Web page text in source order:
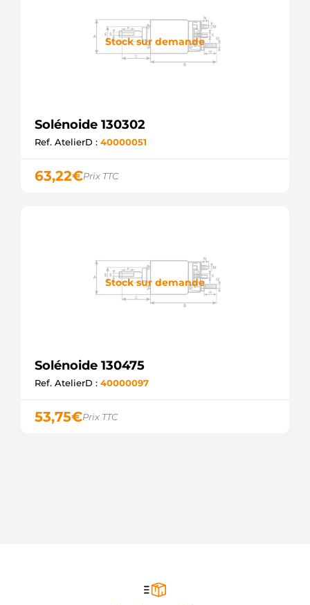
Stock sur demande
Solénoide 130302
Ref. AtelierD : 40000051
63,22€Prix TTC
Stock sur demande
Solénoide 130475
Ref. AtelierD : 40000097
53,75€Prix TTC